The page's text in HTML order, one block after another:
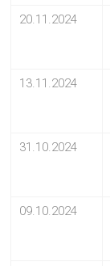
20.11.2024
13.11.2024
31.10.2024
09.10.2024